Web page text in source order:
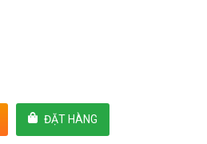
ĐẶT HÀNG